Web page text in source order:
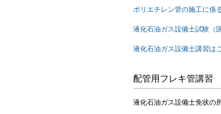
ポリエチレン管の施工に係
液化石油ガス設備士試験（
液化石油ガス設備士講習は
配管用フレキ管講習
液化石油ガス設備士免状の